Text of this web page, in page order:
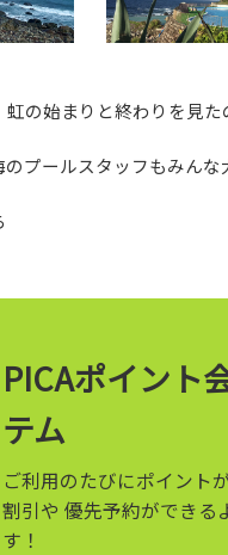
の始まりと終わりを見た
プールスタッフもみんな
PICAポイント
テム
ご利用のたびにポイント
割引や 優先予約ができる
す！